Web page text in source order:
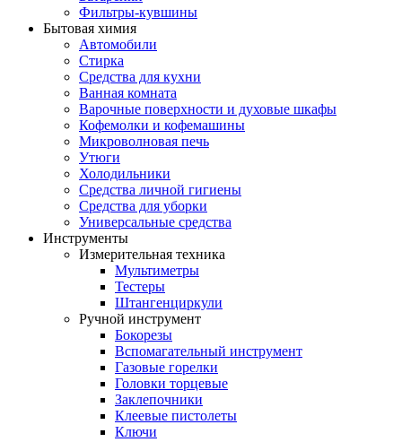
Фильтры-кувшины
Бытовая химия
Автомобили
Стирка
Средства для кухни
Ванная комната
Варочные поверхности и духовые шкафы
Кофемолки и кофемашины
Микроволновая печь
Утюги
Холодильники
Средства личной гигиены
Средства для уборки
Универсальные средства
Инструменты
Измерительная техника
Мультиметры
Тестеры
Штангенциркули
Ручной инструмент
Бокорезы
Вспомагательный инструмент
Газовые горелки
Головки торцевые
Заклепочники
Клеевые пистолеты
Ключи